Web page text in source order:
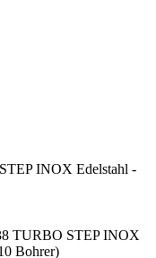
INOX Edelstahl -